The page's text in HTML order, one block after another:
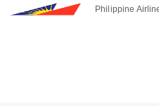
Philippine